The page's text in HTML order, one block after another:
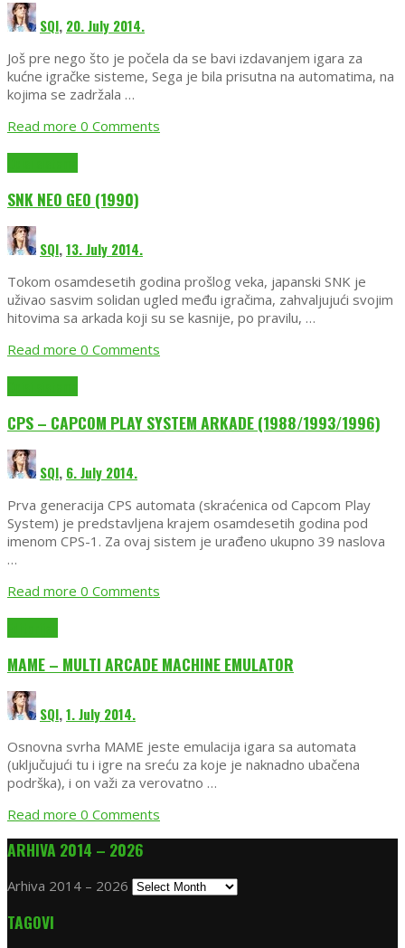
SQI, 20. July 2014.
Još pre nego što je počela da se bavi izdavanjem igara za
kućne igračke sisteme, Sega je bila prisutna na automatima, na
kojima se zadržala …
Read more 0 Comments
SNK NEO GEO (1990)
SQI,13. July 2014.
Tokom osamdesetih godina prošlog veka, japanski SNK je
uživao sasvim solidan ugled među igračima, zahvaljujući svojim
hitovima sa arkada koji su se kasnije, po pravilu, …
Read more 0 Comments
CPS – CAPCOM PLAY SYSTEM ARKADE (1988/1993/1996)
SQI, 6. July 2014.
Prva generacija CPS automata (skraćenica od Capcom Play
System) je predstavljena krajem osamdesetih godina pod
imenom CPS-1. Za ovaj sistem je urađeno ukupno 39 naslova
…
Read more 0 Comments
MAME – MULTI ARCADE MACHINE EMULATOR
SQI,1. July 2014.
Osnovna svrha MAME jeste emulacija igara sa automata
(uključujući tu i igre na sreću za koje je naknadno ubačena
podrška), i on važi za verovatno …
Read more 0 Comments
ARHIVA 2014 – 2026
Arhiva 2014 – 2026
TAGOVI